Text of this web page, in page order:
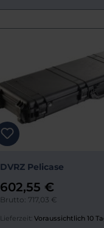
DVRZ Pelicase
602,55 €
Brutto: 717,03 €
Lieferzeit: Voraussichtlich 10